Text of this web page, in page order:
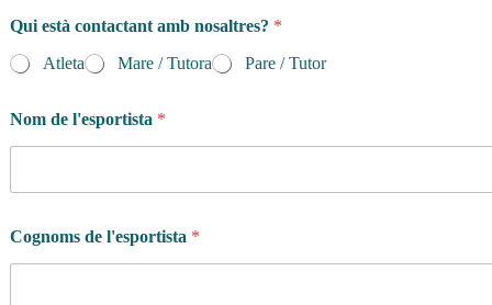
Qui està contactant amb nosaltres? *
Atleta
Mare / Tutora Pare / Tutor
Nom de l'esportista *
Cognoms de l'esportista *